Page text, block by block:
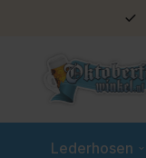
Lederhosen